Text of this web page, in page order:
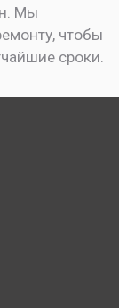
Мы
чтобы
сроки.